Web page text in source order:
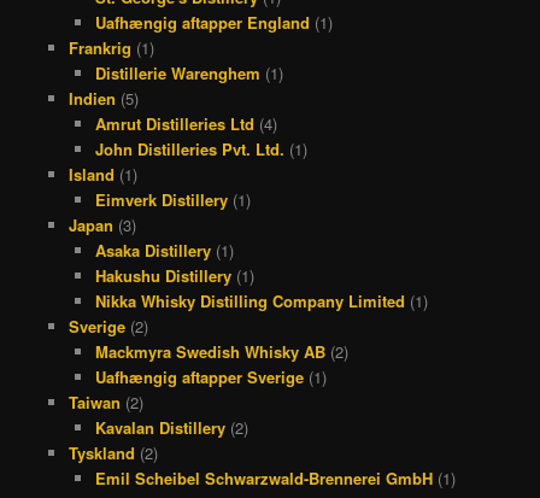
Uafhængig aftapper England (1)
Frankrig (1)
Distillerie Warenghem (1)
Indien (5)
Amrut Distilleries Ltd (4)
John Distilleries Pvt. Ltd. (1)
Island (1)
Eimverk Distillery (1)
Japan (3)
Asaka Distillery (1)
Hakushu Distillery (1)
Nikka Whisky Distilling Company Limited (1)
Sverige(2)
Mackmyra Swedish Whisky AB (2)
Uafhængig aftapper Sverige (1)
Taiwan (2)
Kavalan Distillery (2)
Tyskland (2)
Emil Scheibel Schwarzwald-Brennerei GmbH (1)